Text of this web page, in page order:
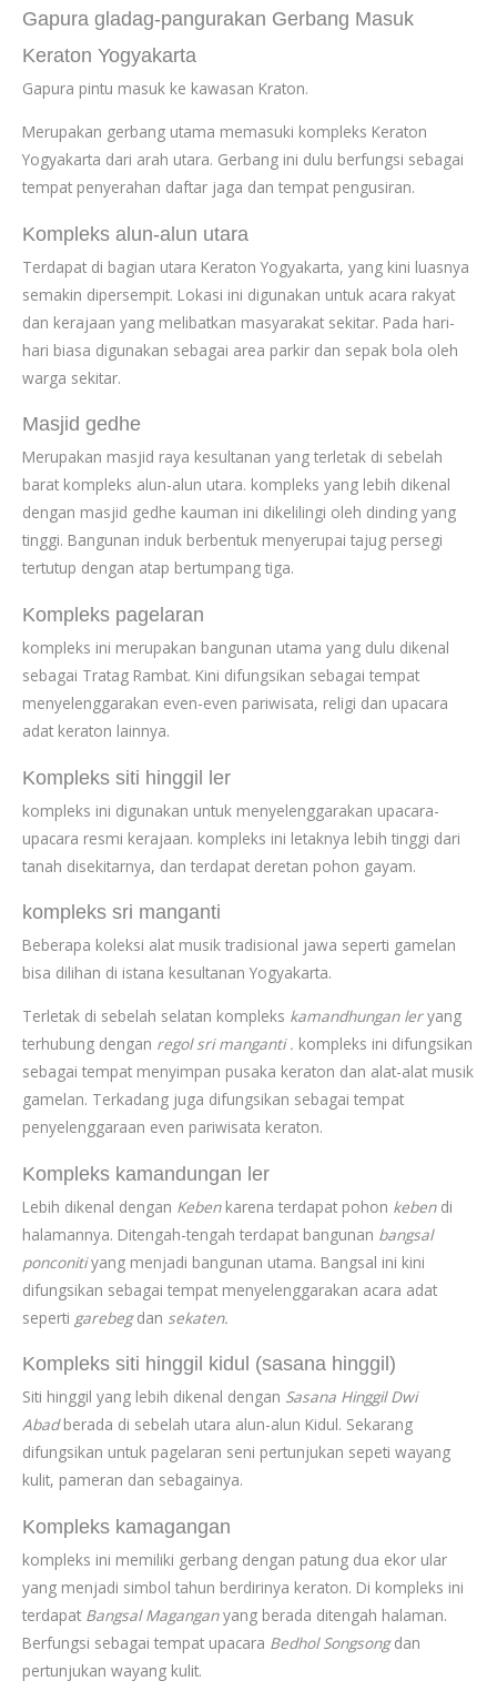
Gapura gladag-pangurakan Gerbang Masuk
Keraton Yogyakarta
Gapura pintu masuk ke kawasan Kraton.
Merupakan gerbang utama memasuki kompleks Keraton
Yogyakarta dari arah utara. Gerbang ini dulu berfungsi sebagai
tempat penyerahan daftar jaga dan tempat pengusiran.
Kompleks alun-alun utara
Terdapat di bagian utara Keraton Yogyakarta, yang kini luasnya
semakin dipersempit. Lokasi ini digunakan untuk acara rakyat
dan kerajaan yang melibatkan masyarakat sekitar. Pada hari-
hari biasa digunakan sebagai area parkir dan sepak bola oleh
warga sekitar.
Masjid gedhe
Merupakan masjid raya kesultanan yang terletak di sebelah
barat kompleks alun-alun utara. kompleks yang lebih dikenal
dengan masjid gedhe kauman ini dikelilingi oleh dinding yang
tinggi. Bangunan induk berbentuk menyerupai tajug persegi
tertutup dengan atap bertumpang tiga.
Kompleks pagelaran
kompleks ini merupakan bangunan utama yang dulu dikenal
sebagai Tratag Rambat. Kini difungsikan sebagai tempat
menyelenggarakan even-even pariwisata, religi dan upacara
adat keraton lainnya.
Kompleks siti hinggil ler
kompleks ini digunakan untuk menyelenggarakan upacara-
upacara resmi kerajaan. kompleks ini letaknya lebih tinggi dari
tanah disekitarnya, dan terdapat deretan pohon gayam.
kompleks sri manganti
Beberapa koleksi alat musik tradisional jawa seperti gamelan
bisa dilihan di istana kesultanan Yogyakarta.
Terletak di sebelah selatan kompleks kamandhungan leryang
terhubung dengan regol sri manganti . kompleks ini difungsikan
sebagai tempat menyimpan pusaka keraton dan alat-alat musik
gamelan. Terkadang juga difungsikan sebagai tempat
penyelenggaraan even pariwisata keraton.
Kompleks kamandungan ler
Lebih dikenal dengan Kebenkarena terdapat pohon kebendi
halamannya. Ditengah-tengah terdapat bangunan bangsal
ponconitiyang menjadi bangunan utama. Bangsal ini kini
difungsikan sebagai tempat menyelenggarakan acara adat
seperti garebegdan sekaten.
Kompleks siti hinggil kidul (sasana hinggil)
Siti hinggil yang lebih dikenal dengan Sasana Hinggil Dwi
Abadberada di sebelah utara alun-alun Kidul. Sekarang
difungsikan untuk pagelaran seni pertunjukan sepeti wayang
kulit, pameran dan sebagainya.
Kompleks kamagangan
kompleks ini memiliki gerbang dengan patung dua ekor ular
yang menjadi simbol tahun berdirinya keraton. Di kompleks ini
terdapat Bangsal Maganganyang berada ditengah halaman.
Berfungsi sebagai tempat upacara Bedhol Songsongdan
pertunjukan wayang kulit.